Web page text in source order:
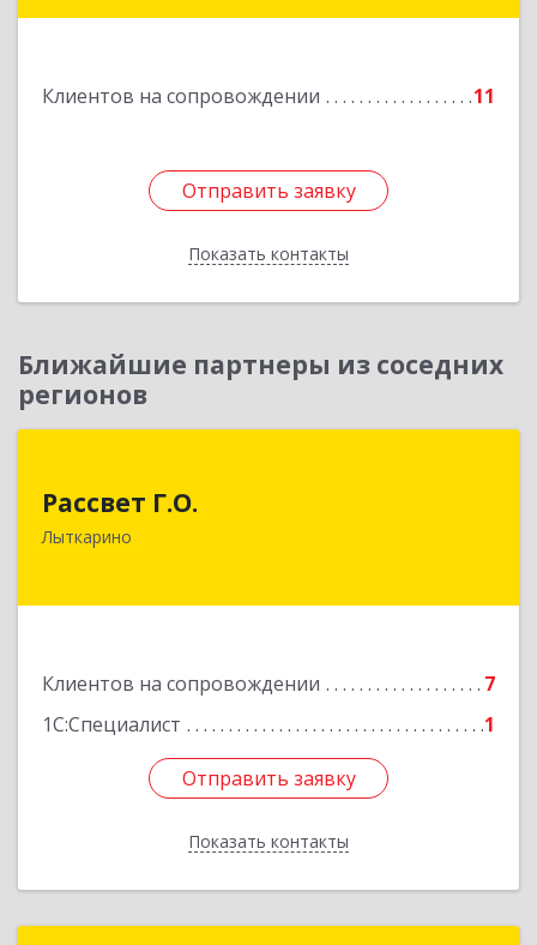
Клиентов на сопровождении 11
Отправить заявку
Показать контакты
Подробнее
Отправить заявку
Назад
Ближайшие партнеры из соседних
регионов
Рассвет Г.О.
Лыткарино
Клиентов на сопровождении
7
1С:Специалист
1
Отправить заявку
Показать контакты
Подробнее
Отправить заявку
Назад